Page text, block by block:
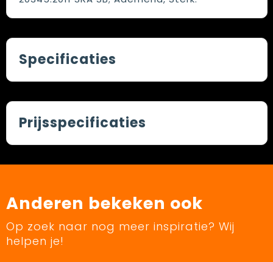
Specificaties
Prijsspecificaties
Anderen bekeken ook
Op zoek naar nog meer inspiratie? Wij
helpen je!